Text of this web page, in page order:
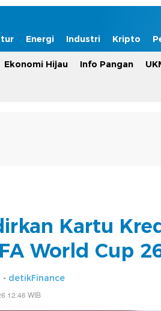
Energi Industri Kripto
Ekonomi Hijau Info Pangan
Kartu
World Cup
- detikFinance
12:46 WIB